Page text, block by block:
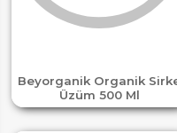
Beyorganik Organik
Üzüm 500 Ml